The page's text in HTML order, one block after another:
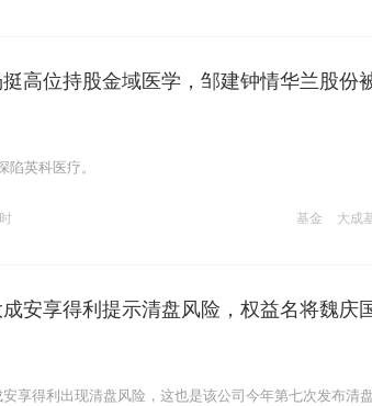
高位持股金域医学，邹建钟情华兰股份
英科医疗。
基金 大成
安享得利提示清盘风险，权益名将魏庆
享得利出现清盘风险，这也是该公司今年第七次发布清